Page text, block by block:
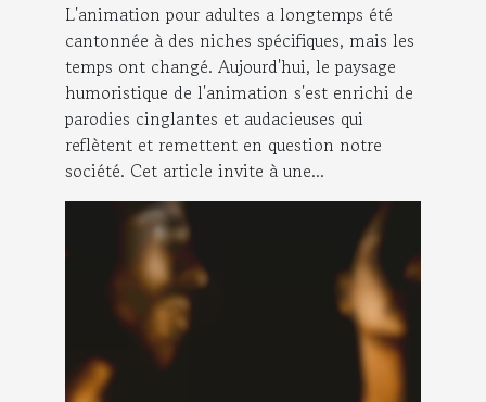
L'animation pour adultes a longtemps été
cantonnée à des niches spécifiques, mais les
temps ont changé. Aujourd'hui, le paysage
humoristique de l'animation s'est enrichi de
parodies cinglantes et audacieuses qui
reflètent et remettent en question notre
société. Cet article invite à une...